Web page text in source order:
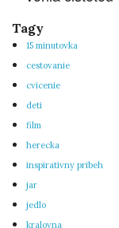
Tagy
15 minutovka
cestovanie
cvicenie
deti
film
herecka
inspirativny pribeh
jar
jedlo
kralovna